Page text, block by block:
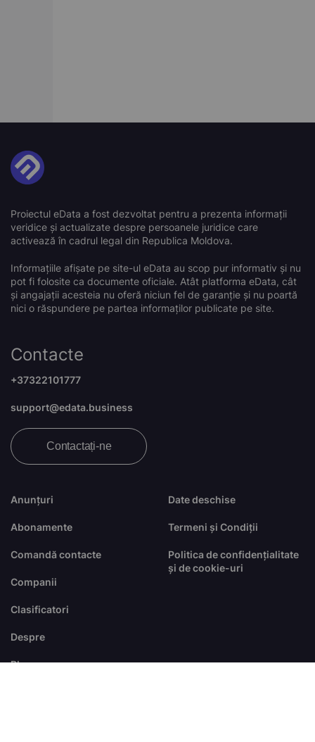
Proiectul eData a fost dezvoltat pentru a prezenta informații
veridice și actualizate despre persoanele juridice care
activează în cadrul legal din Republica Moldova.
Informațiile afișate pe site-ul eData au scop pur informativ și nu
pot fi folosite ca documente oficiale. Atât platforma eData, cât
și angajații acesteia nu oferă niciun fel de garanție și nu poartă
nici o răspundere pe partea informaților publicate pe site.
Anunțuri
Abonamente
Comandă contacte
Companii
Clasificatori
Despre
Blog
Date deschise
Termeni și Condiții
Politica de confidențialitate
și de cookie-uri
Contacte
+37322101777
support@edata.business
Contactați-ne